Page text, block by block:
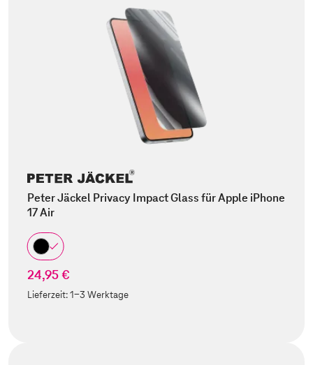
Peter Jäckel Privacy Impact Glass für Apple iPhone
17 Air
24,95 €
Lieferzeit:1-3 Werktage